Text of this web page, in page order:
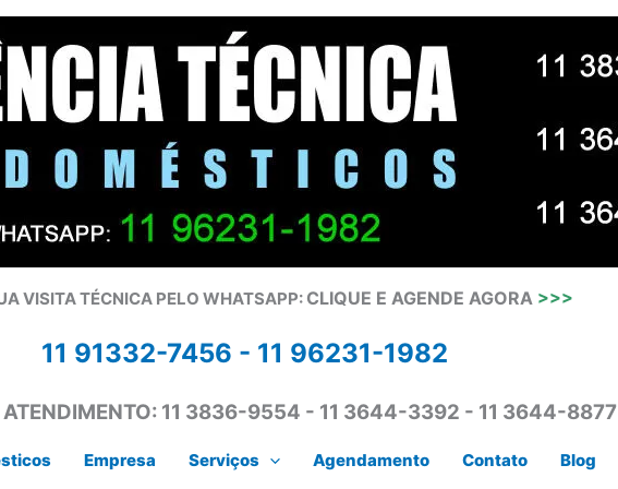
VISITA TÉCNICA PELO WHATSAPP: CLIQUE E AGENDE AGORA >>>
11 91332-7456 - 11 96231-1982
11 3836-9554 - 11 3644-3392 - 11 3644-8877
Empresa Serviços Agendamento Contato Blog